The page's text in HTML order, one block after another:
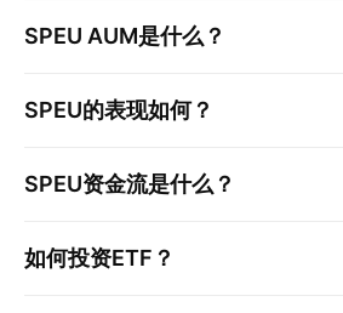
SPEU AUM是什么？
SPEU的表现如何？
SPEU资金流是什么？
如何投资ETF？